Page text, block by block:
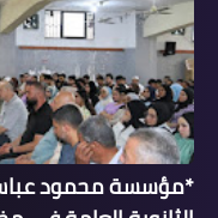
أخبار متنوعة
*جريمة ق.تل
أطلق النار
مراسم
*مؤسسة محمود عباس